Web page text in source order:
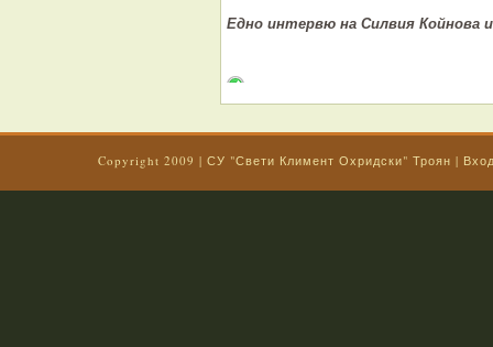
Едно интервю на Силвия Койнова
Copyright 2009 | СУ "Свети Климент Охридски" Троян |